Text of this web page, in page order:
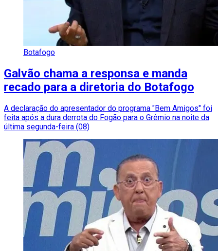
Botafogo
Galvão chama a responsa e manda
recado para a diretoria do Botafogo
A declaração do apresentador do programa "Bem Amigos" foi
feita após a dura derrota do Fogão para o Grêmio na noite da
última segunda-feira (08)